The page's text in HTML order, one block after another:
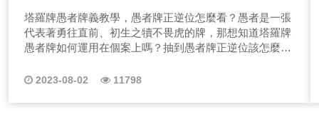
麼看？
塔羅牌愚者牌義教學，愚者牌正逆位怎麼看？愚者是一張
代表著勇往直前、初生之犢不畏虎的牌，那想知道塔羅牌
愚者牌如何運用在個案上嗎？抽到愚者牌正逆位該怎麼看
2023-08-02 11798